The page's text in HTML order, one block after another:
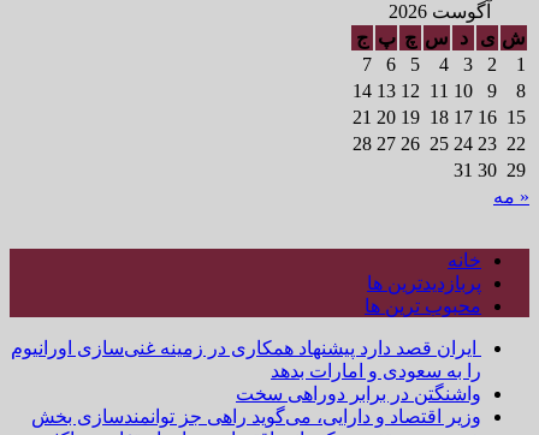
آگوست 2026
ش ی د س چ پ ج
1
2
3
4
5
6
7
8
9
10
11
12
13
14
15
16
17
18
19
20
21
22
23
24
25
26
27
28
29
30
31
« مه
خانه
پربازدیدترین ها
محبوب ترین ها
ایران قصد دارد پیشنهاد همکاری در زمینه غنی‌سازی اورانیوم
را به سعودی و امارات بدهد
واشنگتن در برابر دوراهی سخت
وزیر اقتصاد و دارایی، می‌گوید راهی جز توانمندسازی بخش